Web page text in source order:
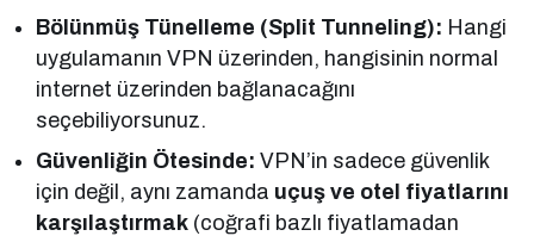
Bölünmüş Tünelleme (Split Tunneling): Hangi
uygulamanın VPN üzerinden, hangisinin normal
internet üzerinden bağlanacağını
seçebiliyorsunuz.
Güvenliğin Ötesinde: VPN’in sadece güvenlik
için değil, aynı zamanda uçuş ve otel fiyatlarını
karşılaştırmak (coğrafi bazlı fiyatlamadan